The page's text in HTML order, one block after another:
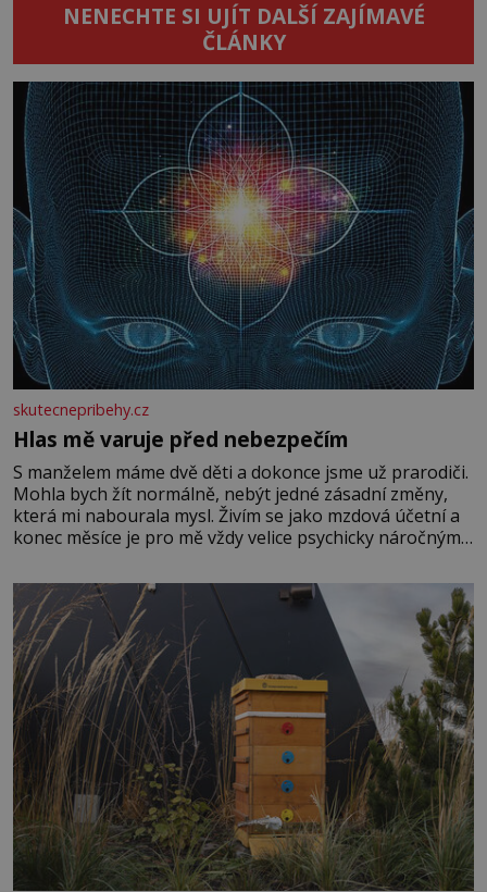
NENECHTE SI UJÍT DALŠÍ ZAJÍMAVÉ
ČLÁNKY
skutecnepribehy.cz
Hlas mě varuje před nebezpečím
S manželem máme dvě děti a dokonce jsme už prarodiči.
Mohla bych žít normálně, nebýt jedné zásadní změny,
která mi nabourala mysl. Živím se jako mzdová účetní a
konec měsíce je pro mě vždy velice psychicky náročným
dál častěji volá o pomoc, co se hlídání týče. Dalo by se